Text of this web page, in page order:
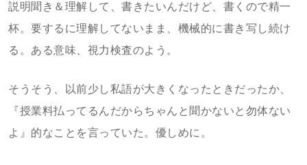
説明聞き＆理解して、書きたいんだけど、書くので精一
杯。要するに理解してないまま、機械的に書き写し続け
る。ある意味、視力検査のよう。
そうそう、以前少し私語が大きくなったときだったか、
『授業料払ってるんだからちゃんと聞かないと勿体ない
よ』的なことを言っていた。優しめに。